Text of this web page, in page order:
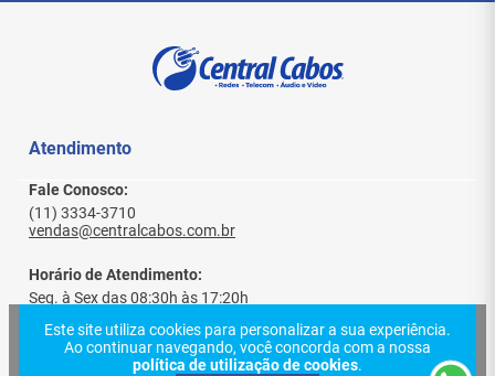
Este site utiliza cookies para personalizar a sua experiência.
Ao continuar navegando, você concorda com a nossa
política de utilização de cookies.
Atendimento
Fale Conosco:
(11) 3334-3710
vendas@centralcabos.com.br
Horário de Atendimento:
Seg. à Sex das 08:30h às 17:20h